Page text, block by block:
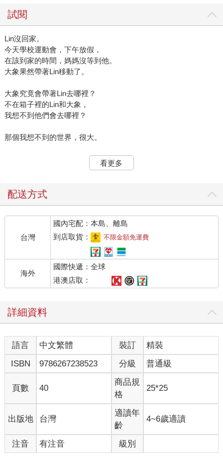
試閱
Lin沒回家。
今天學校運動會，下午放假，
在該到家的時間，媽媽沒等到他。
大象果然帶著Lin移動了。
大象究竟會帶著Lin去哪裡？
不在箱子裡的Lin和大象，
我想不到他們會去哪裡？
那個我想不到的世界，很大。
看更多
配送方式
台灣
國內宅配：本島、離島
到店取貨：
不限金額免運費
海外
國際快遞：全球
港澳店取：
詳細資料
語言 中文繁體 裝訂
精裝
ISBN
9786267238523 分級 普通級
頁數 40
商品規
格
25*25
出版地 台灣
適讀年
齡
4~6歲適讀
注音 有注音 級別